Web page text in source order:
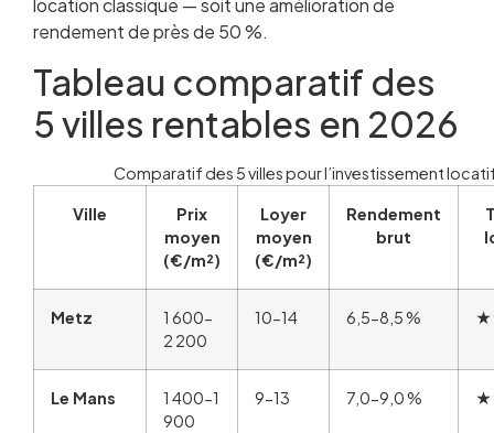
location classique — soit une amélioration de
rendement de près de 50 %.
Tableau comparatif des
5 villes rentables en 2026
Comparatif des 5 villes pour l’investissement
Ville
Prix
moyen
(€/m²)
Loyer
moyen
(€/m²)
Rendement
brut
Metz
1 600-
2 200
10-14 6,5-8,5 %
Le Mans
1 400-1
900
9-13 7,0-9,0 %